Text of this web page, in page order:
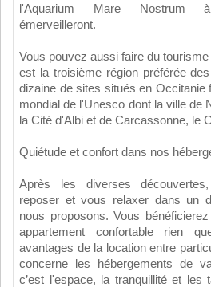
l'Aquarium Mare Nostrum
émerveilleront.
Vous pouvez aussi faire du
est la troisième région préférée
dizaine de sites situés en Occitanie
mondial de l'Unesco dont la ville de
la Cité d'Albi et de Carcassonne, le
Quiétude et confort dans nos
Après les diverses
reposer et vous relaxer dans un
nous proposons. Vous
appartement confortable rien
avantages de la location entre
concerne les hébergements de
c’est l'espace, la tranquillité et les